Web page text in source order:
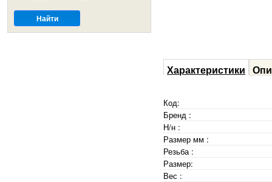
Характеристики
Код:
Бренд :
Н/н :
Размер мм :
Резьба :
Размер:
Вес :